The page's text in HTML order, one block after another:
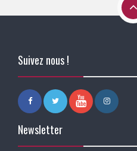
Suivez nous !
Newsletter